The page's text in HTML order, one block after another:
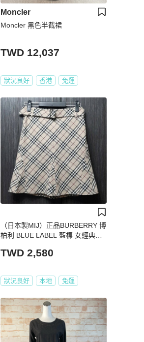
Moncler
Moncler 黑色半截裙
TWD 12,037
狀況良好 香港 免運
（日本製MIJ）正品BURBERRY 博
柏利 BLUE LABEL 藍標 女經典格
TWD 2,580
狀況良好 本地 免運